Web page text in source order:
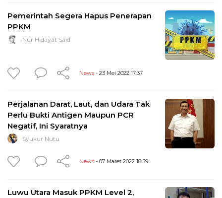
Pemerintah Segera Hapus Penerapan
PPKM
Nur Hidayat Said
News - 23 Mei 2022 17:37
Perjalanan Darat, Laut, dan Udara Tak
Perlu Bukti Antigen Maupun PCR
Negatif, Ini Syaratnya
Syukur Nutu
News - 07 Maret 2022 18:59
Luwu Utara Masuk PPKM Level 2,